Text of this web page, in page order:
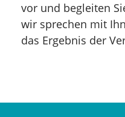
vor und begleiten
wir sprechen mit
das Ergebnis der